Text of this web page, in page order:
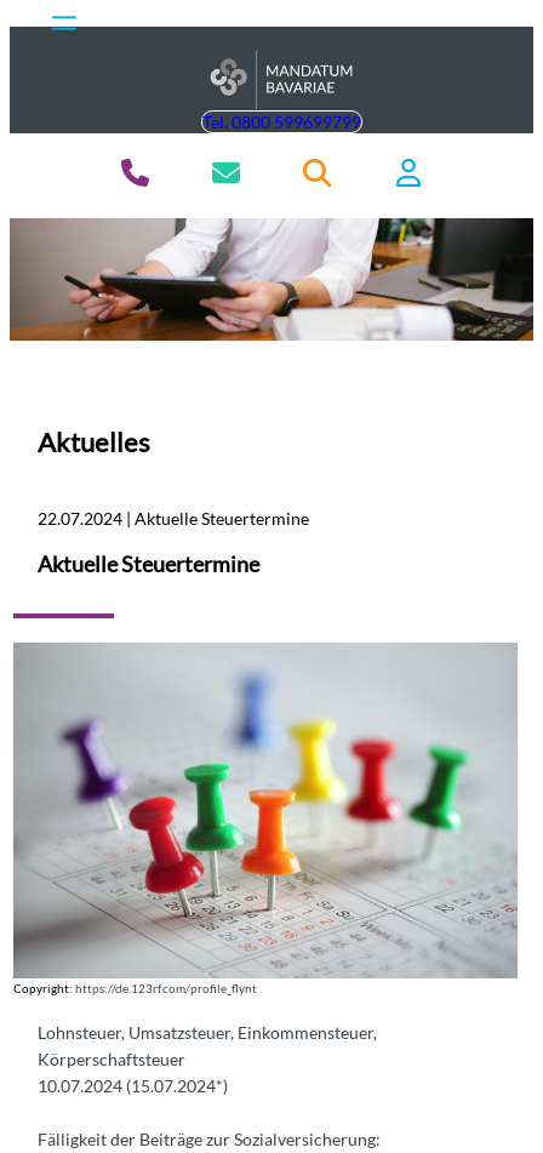
Tel. 0800 599699799
Aktuelles
22.07.2024 | Aktuelle Steuertermine
Aktuelle Steuertermine
Copyright:https://de.123rf.com/profile_flynt
Lohnsteuer, Umsatzsteuer, Einkommensteuer,
Körperschaftsteuer
10.07.2024 (15.07.2024*)
Fälligkeit der Beiträge zur Sozialversicherung: